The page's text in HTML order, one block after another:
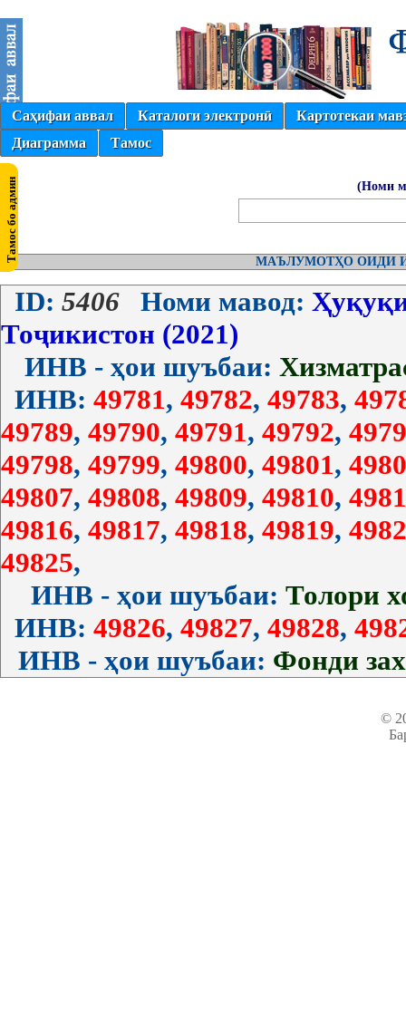
Саҳифаи аввал Каталоги электронӣ
Картотекаи
Диаграмма
Тамос
(Номи
МАЪЛУМОТҲО ОИДИ
ID: 5406 Номи мавод:
Тоҷикистон (2021)
ИНВ - ҳои шуъбаи:
ИНВ: 49781, 49782, 49783,
49789, 49790, 49791, 49792,
49798, 49799, 49800, 49801,
49807, 49808, 49809, 49810,
49816, 49817, 49818, 49819,
49825,
ИНВ - ҳои шуъбаи: Толори
ИНВ: 49826, 49827, 49828,
ИНВ - ҳои шуъбаи: Фонди
©